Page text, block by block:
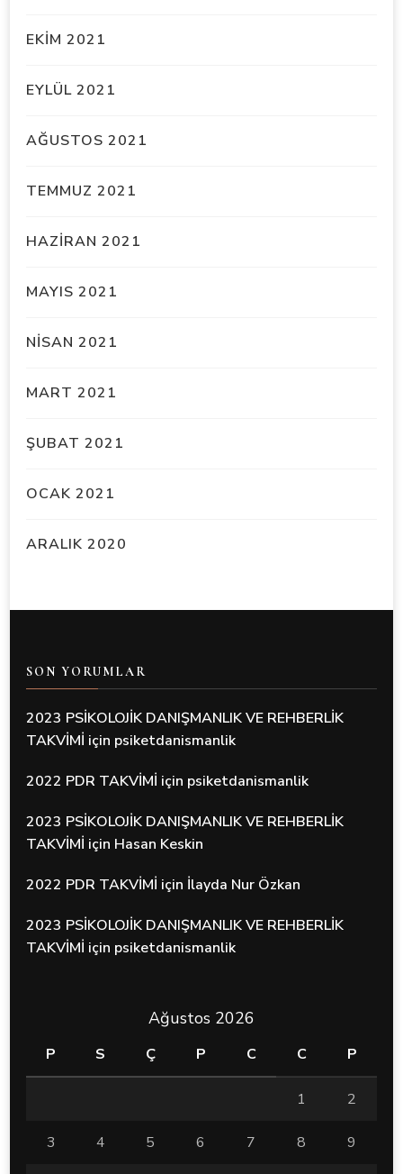
EKIM 2021
EYLÜL 2021
AĞUSTOS 2021
TEMMUZ 2021
HAZIRAN 2021
MAYIS 2021
NISAN 2021
MART 2021
ŞUBAT 2021
OCAK 2021
ARALIK 2020
SON YORUMLAR
2023 PSİKOLOJİK DANIŞMANLIK VE REHBERLİK
TAKVİMİ için psiketdanismanlik
2022 PDR TAKVİMİ için psiketdanismanlik
2023 PSİKOLOJİK DANIŞMANLIK VE REHBERLİK
TAKVİMİ için Hasan Keskin
2022 PDR TAKVİMİ için İlayda Nur Özkan
2023 PSİKOLOJİK DANIŞMANLIK VE REHBERLİK
TAKVİMİ için psiketdanismanlik
Ağustos 2026
P S Ç P C C P
1 2
3 4 5 6 7 8 9